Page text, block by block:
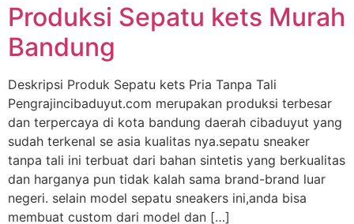
Produksi Sepatu kets Murah
Bandung
Deskripsi Produk Sepatu kets Pria Tanpa Tali
Pengrajincibaduyut.com merupakan produksi terbesar
dan terpercaya di kota bandung daerah cibaduyut yang
sudah terkenal se asia kualitas nya.sepatu sneaker
tanpa tali ini terbuat dari bahan sintetis yang berkualitas
dan harganya pun tidak kalah sama brand-brand luar
negeri. selain model sepatu sneakers ini,anda bisa
membuat custom dari model dan […]